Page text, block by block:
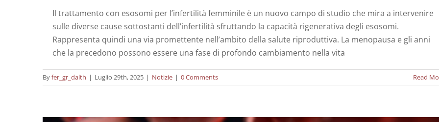
Il trattamento con esosomi per l’infertilità femminile è un nuovo campo di studio che mira a intervenire
sulle diverse cause sottostanti dell’infertilità sfruttando la capacità rigenerativa degli esosomi.
Rappresenta quindi una via promettente nell’ambito della salute riproduttiva. La menopausa e gli anni
che la precedono possono essere una fase di profondo cambiamento nella vita
Byfer_gr_dalth | Luglio 29th, 2025 | Notizie | 0 Comments Read
Una revisione sulla terapia con cellule staminali per l’insufficienza ovarica prematura
Notizie